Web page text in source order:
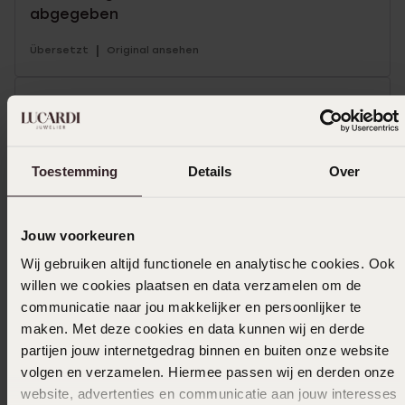
Toestemming Details Over
Jouw voorkeuren
Wij gebruiken altijd functionele en analytische cookies. Ook
willen we cookies plaatsen en data verzamelen om de
communicatie naar jou makkelijker en persoonlijker te
maken. Met deze cookies en data kunnen wij en derde
partijen jouw internetgedrag binnen en buiten onze website
volgen en verzamelen. Hiermee passen wij en derden onze
website, advertenties en communicatie aan jouw interesses
abgegeben
Übersetzt | Original ansehen
03-01-2026 - Kelly D.
Größe auswählen und bestellen
Das könnte dir gefallen